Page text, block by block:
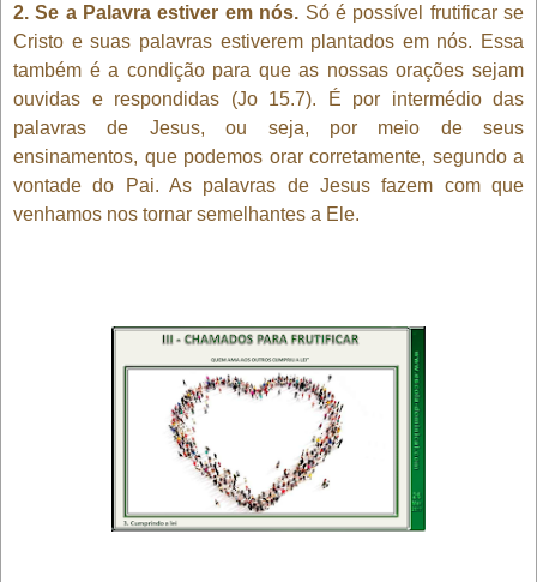
2. Se a Palavra estiver em nós. Só é possível frutificar se
Cristo e suas palavras estiverem plantados em nós. Essa
também é a condição para que as nossas orações sejam
ouvidas e respondidas (Jo 15.7). É por intermédio das
palavras de Jesus, ou seja, por meio de seus
ensinamentos, que podemos orar corretamente, segundo a
vontade do Pai. As palavras de Jesus fazem com que
venhamos nos tornar semelhantes a Ele.